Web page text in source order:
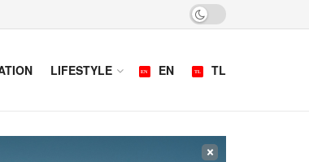
LIFESTYLE EN TL
×